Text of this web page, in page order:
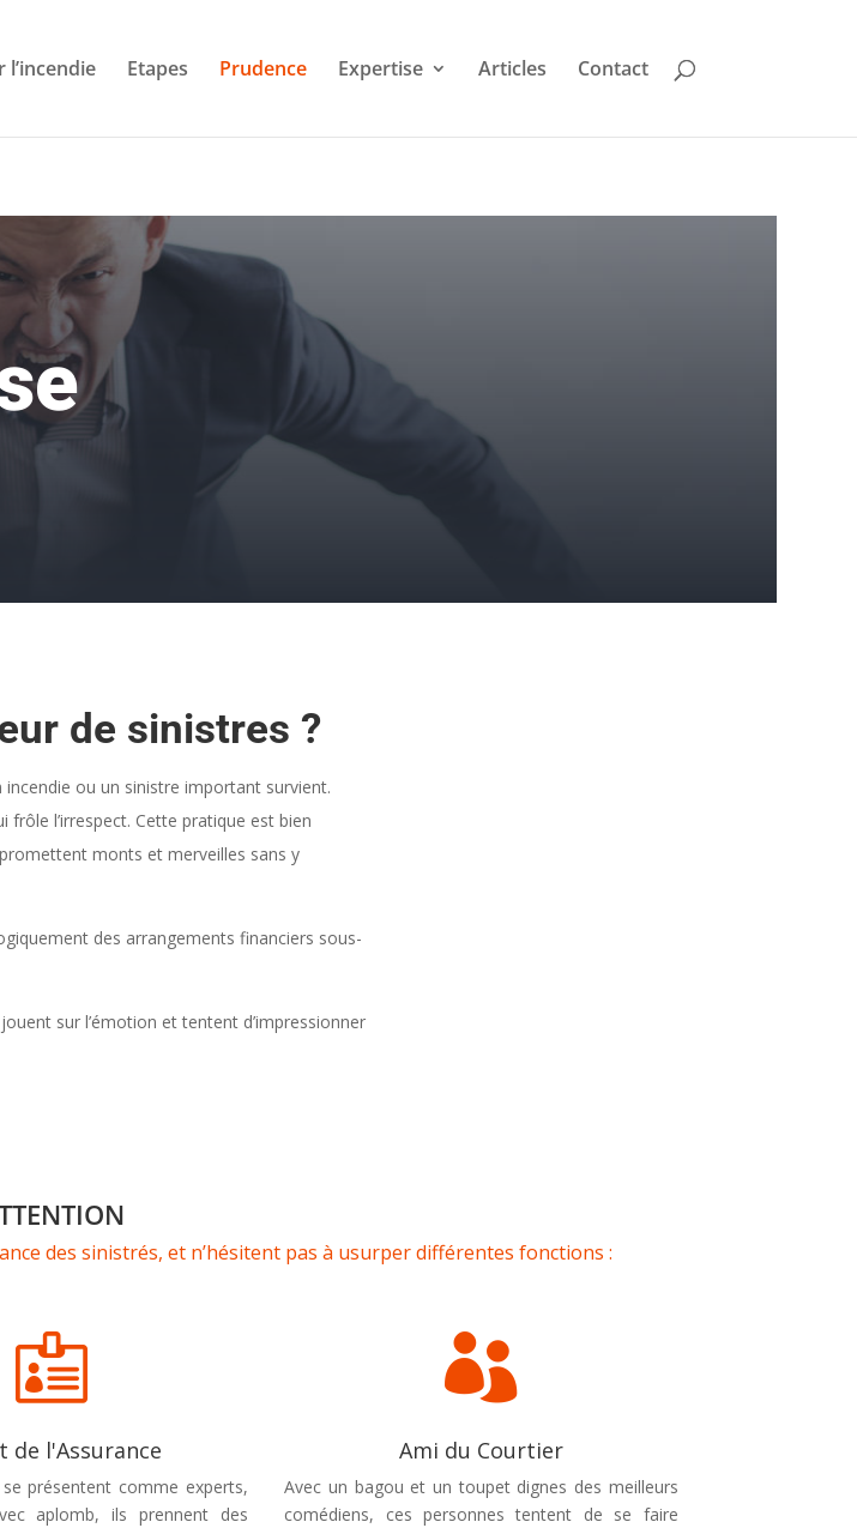
l’incendie Etapes Prudence Expertise Articles Contact
de sinistres ?
ou un sinistre important survient.
l’irrespect. Cette pratique est bien
monts et merveilles sans y
des arrangements financiers sous-
sur l’émotion et tentent d’impressionner
des sinistrés, et n’hésitent pas à usurper différentes fonctions :

de l'Assurance
présentent comme experts,
aplomb, ils prennent des

Ami du Courtier
Avec un bagou et un toupet dignes des meilleurs
comédiens, ces personnes tentent de se faire